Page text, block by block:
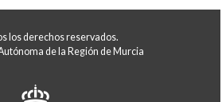
los derechos reservados.
de la Región de Murcia